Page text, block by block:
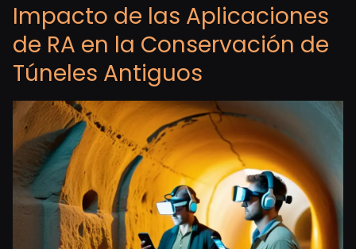
Impacto de las Aplicaciones
de RA en la Conservación de
Túneles Antiguos